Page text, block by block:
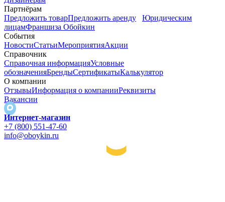
Партнёрам
Предложить товарПредложить аренду
Юридическим
лицамФраншиза Обойкин
События
НовостиСтатьиМероприятияАкции
Справочник
Справочная информацияУсловные
обозначенияБрендыСертификатыКалькулятор
О компании
ОтзывыИнформация о компанииРеквизиты
Вакансии
Интернет-магазин
+7 (800) 551-47-60
info@oboykin.ru